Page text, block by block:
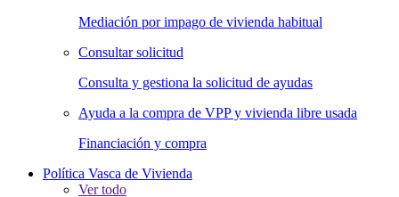
Mediación por impago de vivienda habitual
Consultar solicitud
Consulta y gestiona la solicitud de ayudas
Ayuda a la compra de VPP y vivienda libre usada
Financiación y compra
Política Vasca de Vivienda
Ver todo